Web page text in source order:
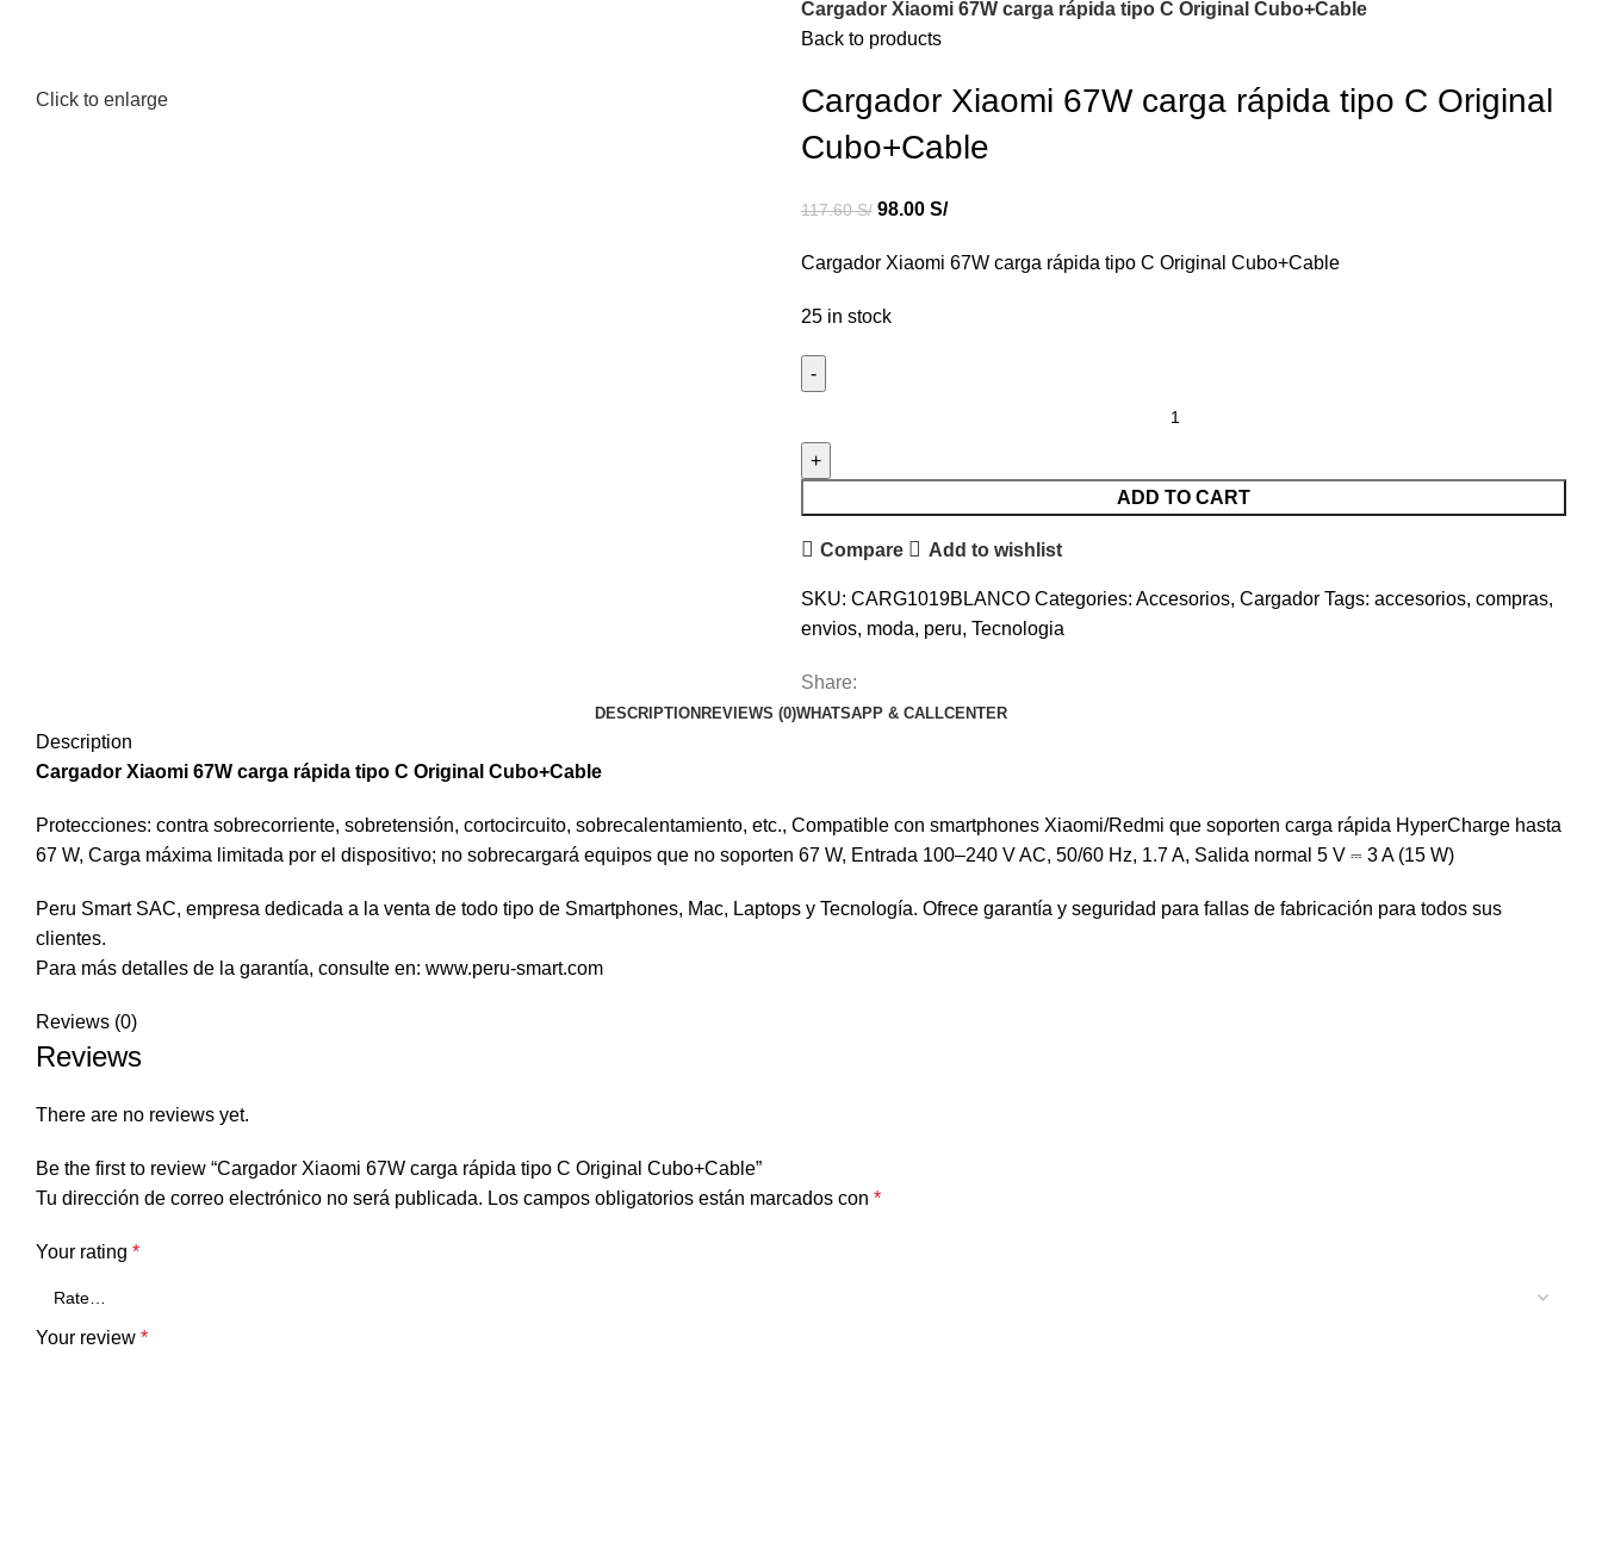
Click to enlarge
Cargador Xiaomi 67W carga rápida tipo C Original Cubo+Cable
Back to products
Cargador Xiaomi 67W carga rápida tipo C Original
Cubo+Cable
117.60S/ 98.00 S/
Cargador Xiaomi 67W carga rápida tipo C Original Cubo+Cable
25 in stock
ADD TO CART
Compare Add to wishlist
SKU: CARG1019BLANCO Categories: Accesorios, Cargador Tags: accesorios, compras,
envios, moda, peru, Tecnologia
Share:
DESCRIPTION REVIEWS (0)WHATSAPP & CALLCENTER
Description
Cargador Xiaomi 67W carga rápida tipo C Original Cubo+Cable
Protecciones: contra sobrecorriente, sobretensión, cortocircuito, sobrecalentamiento, etc., Compatible con smartphones Xiaomi/Redmi que soporten carga rápida HyperCharge hasta
67 W, Carga máxima limitada por el dispositivo; no sobrecargará equipos que no soporten 67 W, Entrada 100–240 V AC, 50/60 Hz, 1.7 A, Salida normal 5 V ⎓ 3 A (15 W)
Peru Smart SAC, empresa dedicada a la venta de todo tipo de Smartphones, Mac, Laptops y Tecnología. Ofrece garantía y seguridad para fallas de fabricación para todos sus
clientes.
Para más detalles de la garantía, consulte en: www.peru-smart.com
Reviews (0)
Reviews
There are no reviews yet.
Be the first to review “Cargador Xiaomi 67W carga rápida tipo C Original Cubo+Cable”
Tu dirección de correo electrónico no será publicada. Los campos obligatorios están marcados con *
Your rating *
Your review *